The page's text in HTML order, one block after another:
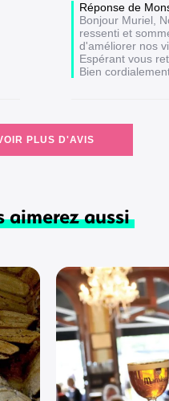
Réponse de
Bonjour Muriel,
ressenti et
d'améliorer nos
Espérant vous
Bien
PLUS D'AVIS
aimerez aussi